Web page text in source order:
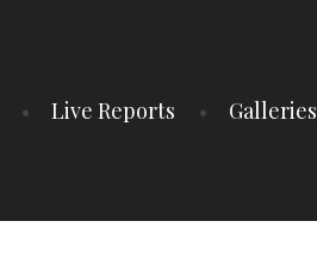
Live Reports Galleries